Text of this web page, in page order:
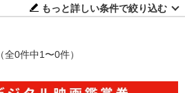
もっと詳しい条件で絞り込む
（全0件中1〜0件）